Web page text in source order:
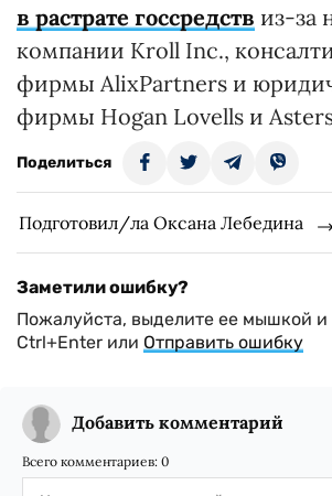
в растрате госсредств из-за
компании Kroll Inc.,
фирмы AlixPartners и
фирмы Hogan Lovells и
Поделиться
Подготовил/ла Оксана Лебедина
Заметили ошибку?
Пожалуйста, выделите ее мышкой
Ctrl+Enter или Отправить ошибку
Добавить комментарий
Всего комментариев: 0